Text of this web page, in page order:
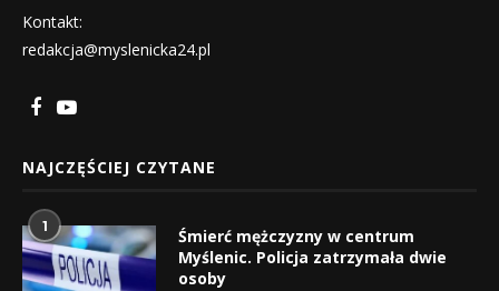
Kontakt:
redakcja@myslenicka24.pl
NAJCZĘŚCIEJ CZYTANE
1
Śmierć mężczyzny w centrum
Myślenic. Policja zatrzymała dwie
osoby